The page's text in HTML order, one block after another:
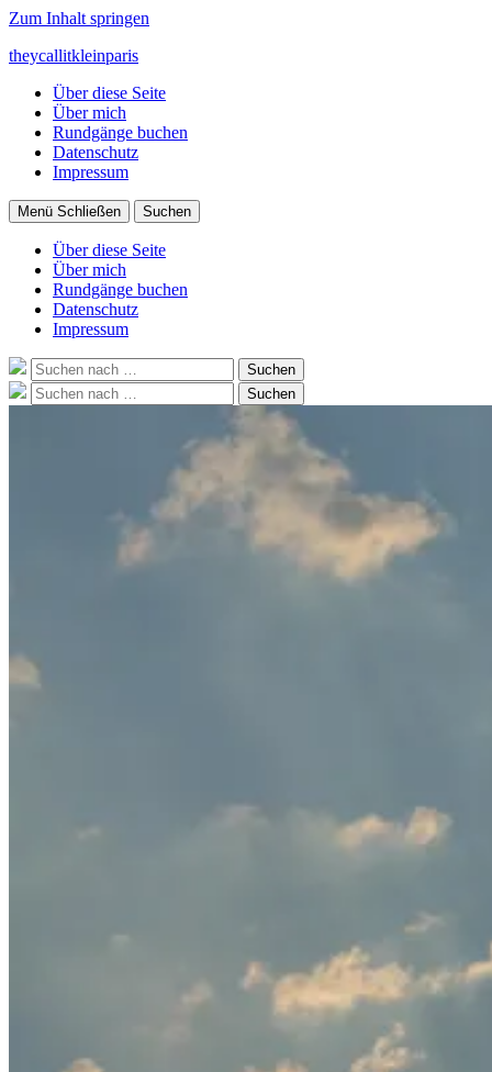
Zum Inhalt springen
theycallitkleinparis
Über diese Seite
Über mich
Rundgänge buchen
Datenschutz
Impressum
Menü Schließen Suchen
Über diese Seite
Über mich
Rundgänge buchen
Datenschutz
Impressum
Suche
nach:
Suchen
Suche
nach:
Suchen